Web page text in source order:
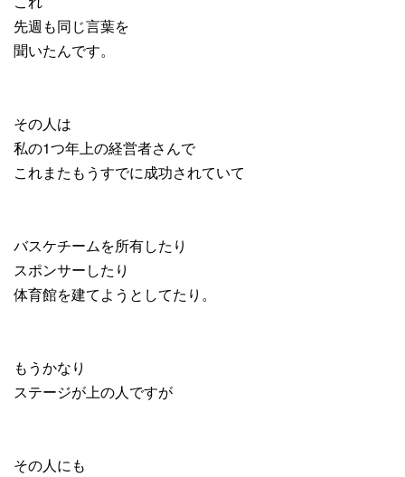
先週も同じ言葉を
聞いたんです。
その人は
私の1つ年上の経営者さんで
これまたもうすでに成功されていて
バスケチームを所有したり
スポンサーしたり
体育館を建てようとしてたり。
もうかなり
ステージが上の人ですが
その人にも